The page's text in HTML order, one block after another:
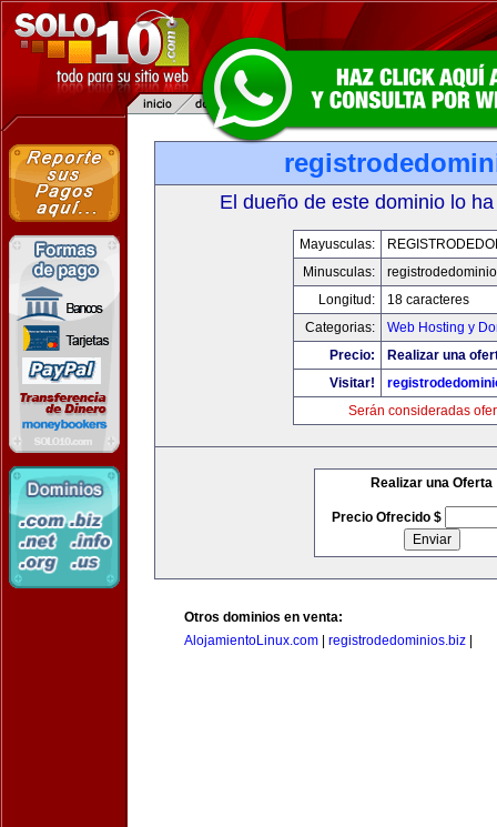
El dueño de este dominio lo
Mayusculas:
Minusculas:
Longitud:
18 caracteres
Categorias:
Web Hosting y
Precio:
Realizar una
Visitar!
Serán consideradas
Realizar una Oferta
Precio Ofrecido $
Otros dominios en venta:
AlojamientoLinux.com
registrodedominios.biz